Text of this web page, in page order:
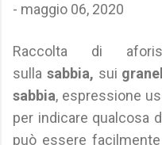
- maggio 06, 2020
Raccolta di
sulla sabbia, sui
sabbia, espressione
per indicare qualcosa
può essere